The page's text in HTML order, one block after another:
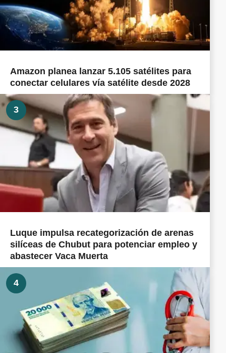
Amazon planea lanzar 5.105 satélites para
conectar celulares vía satélite desde 2028
3
Luque impulsa recategorización de arenas
silíceas de Chubut para potenciar empleo y
abastecer Vaca Muerta
4